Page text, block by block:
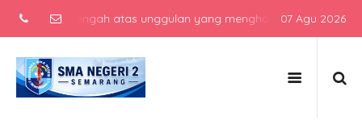
menengah atas unggulan yang menghasilkan lulusan
07 Agu 2026